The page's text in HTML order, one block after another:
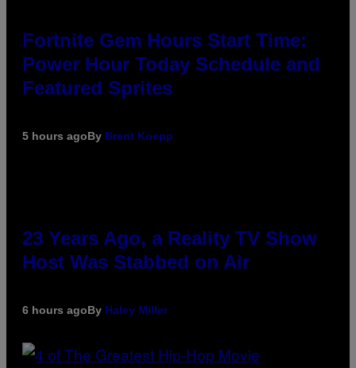
Fortnite Gem Hours Start Time:
Power Hour Today Schedule and
Featured Sprites
5 hours agoBy Brent Koepp
23 Years Ago, a Reality TV Show
Host Was Stabbed on Air
6 hours agoBy Haley Miller